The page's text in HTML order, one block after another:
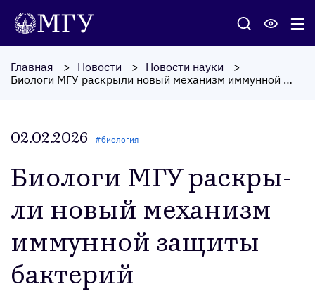
Главная Новости
Новости науки
Биологи МГУ раскрыли новый механизм иммунной защиты бактерий
02.02.2026 #биология
Би­оло­ги МГУ рас­кры­
ли но­вый ме­ханизм
им­мунной за­щиты
бак­те­рий